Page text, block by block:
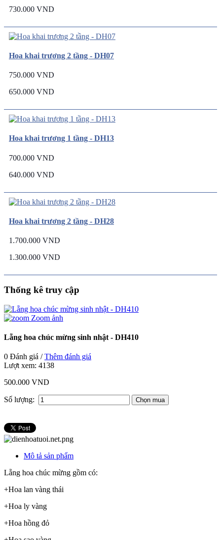
730.000 VND
Hoa khai trương 2 tầng - DH07
750.000 VND
650.000 VND
Hoa khai trương 1 tầng - DH13
700.000 VND
640.000 VND
Hoa khai trương 2 tầng - DH28
1.700.000 VND
1.300.000 VND
Thống kê truy cập
Zoom ảnh
Lẵng hoa chúc mừng sinh nhật - DH410
0 Đánh giá /Thêm đánh giá
Lượt xem: 4138
500.000 VND
Số lượng:
Mô tả sản phẩm
Lẵng hoa chúc mừng gồm có:
+Hoa lan vàng thái
+Hoa ly vàng
+Hoa hồng đỏ